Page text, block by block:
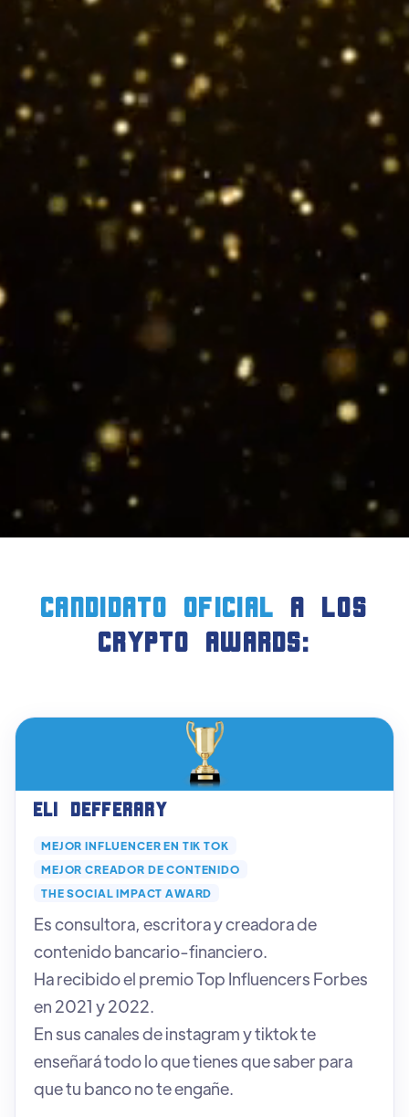
candidato oficial a LOS
crypto AWARDS:
Eli Defferary
MEJOR INFLUENCER EN TIK TOK
MEJOR CREADOR DE CONTENIDO
THE SOCIAL IMPACT AWARD
Es consultora, escritora y creadora de
contenido bancario-financiero.
Ha recibido el premio Top Influencers Forbes
en 2021 y 2022.
En sus canales de instagram y tiktok te
enseñará todo lo que tienes que saber para
que tu banco no te engañe.